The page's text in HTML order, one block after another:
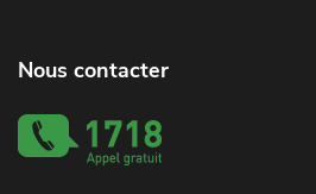
Nous contacter